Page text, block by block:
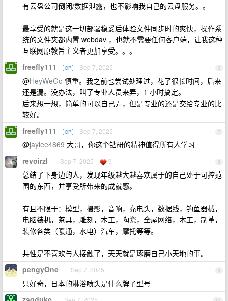
有云盘公司倒闭/数据泄露，也不影响我自己的云盘服务。。
最享受的就是这一切部署稳妥后体验文件同步时的爽快，操作系
统的文件夹都内置 webdav ，也就不需要任何客户端，让我这种
互联网原教旨主义者更加享受。。。
6
freefly111 OP Sep 7, 2025
@HeyWeGo 慎重。我之前也尝试处理过，花了很长时间，后来
还是漏。没办法，叫了专业人员来弄，1 小时搞定。
后来想一想，简单的可以自己弄，但是专业的还是交给专业的比
较好。
7
freefly111 OP Sep 7, 2025
@jaylee4869 大哥，你这个钻研的精神值得所有人学习
8
revoirzl Sep 7, 2025 9
总结了下身边的人，发现年级越大越喜欢属于的自己处于可控范
围的东西，并享受所带来的成就感。
有且不限于：模型，摄影，音响，充电头，数据线，钓鱼器械，
电脑装机，茶具，雕刻，木工，陶瓷，全屋网络，木工，制革，
装修各类（暖通，水电）汽车，摩托等等。
共性是不喜欢与人接触了，天天就是琢磨自己小天地的事。
9
pengyOne Sep 7, 2025
只好奇，日本的淋浴喷头是什么牌子型号